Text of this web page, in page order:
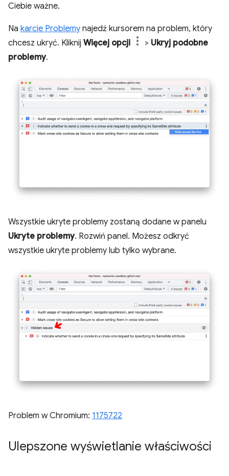
Ciebie ważne.
Na karcie Problemy najedź kursorem na problem, który
chcesz ukryć. Kliknij Więcej opcji > Ukryj podobne
problemy.
Wszystkie ukryte problemy zostaną dodane w panelu
Ukryte problemy. Rozwiń panel. Możesz odkryć
wszystkie ukryte problemy lub tylko wybrane.
Problem w Chromium: 1175722
Ulepszone wyświetlanie właściwości